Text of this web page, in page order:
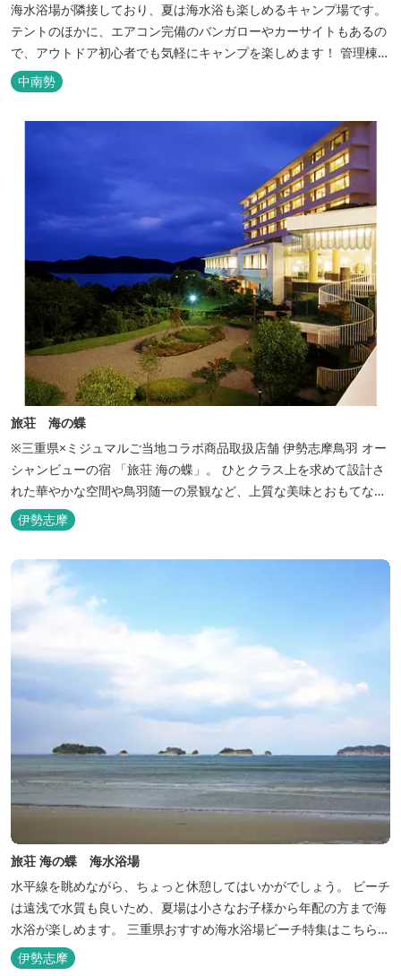
海水浴場が隣接しており、夏は海水浴も楽しめるキャンプ場です。
テントのほかに、エアコン完備のバンガローやカーサイトもあるの
で、アウトドア初心者でも気軽にキャンプを楽しめます！ 管理棟、
水道、冷水シャワー、温水シャワー（有料）、共同休憩所、炊事
場、水洗トイレ、毛布（有料）、駐車場（宿泊の場合は無料、デイ
利用の場合は有料）完備しています。
中南勢
旅荘 海の蝶
※三重県×ミジュマルご当地コラボ商品取扱店舗 伊勢志摩鳥羽 オー
シャンビューの宿 「旅荘 海の蝶」。 ひとクラス上を求めて設計さ
れた華やかな空間や鳥羽随一の景観など、上質な美味とおもてなし
をお約束します。 海の蝶ならではのゆとりの休日をお過ごし下さい
ませ。
伊勢志摩
旅荘 海の蝶 海水浴場
水平線を眺めながら、ちょっと休憩してはいかがでしょう。 ビーチ
は遠浅で水質も良いため、夏場は小さなお子様から年配の方まで海
水浴が楽しめます。 三重県おすすめ海水浴場ビーチ特集はこちら
🏖三重の海水浴場ビーチ特集 プー...
伊勢志摩